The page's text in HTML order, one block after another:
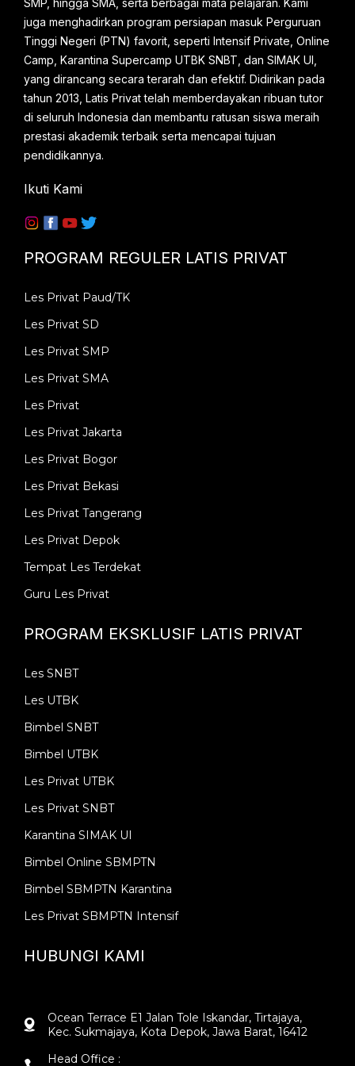
belajar, hingga m...
SMP, hingga SMA, serta berbagai mata pelajaran. Kami
juga menghadirkan program persiapan masuk Perguruan
Tinggi Negeri (PTN) favorit, seperti Intensif Private, Online
Camp, Karantina Supercamp UTBK SNBT, dan SIMAK UI,
yang dirancang secara terarah dan efektif. Didirikan pada
tahun 2013, Latis Privat telah memberdayakan ribuan tutor
di seluruh Indonesia dan membantu ratusan siswa meraih
prestasi akademik terbaik serta mencapai tujuan
pendidikannya.
Ikuti Kami
PROGRAM REGULER LATIS PRIVAT
Les Privat Paud/TK
Les Privat SD
Les Privat SMP
Les Privat SMA
Les Privat
Les Privat Jakarta
Les Privat Bogor
Les Privat Bekasi
Les Privat Tangerang
Les Privat Depok
Tempat Les Terdekat
Guru Les Privat
PROGRAM EKSKLUSIF LATIS PRIVAT
Les SNBT
Les UTBK
Bimbel SNBT
Bimbel UTBK
Les Privat UTBK
Les Privat SNBT
Karantina SIMAK UI
Bimbel Online SBMPTN
Bimbel SBMPTN Karantina
Les Privat SBMPTN Intensif
HUBUNGI KAMI
Ocean Terrace E1 Jalan Tole Iskandar, Tirtajaya,
Kec. Sukmajaya, Kota Depok, Jawa Barat, 16412
Head Office :